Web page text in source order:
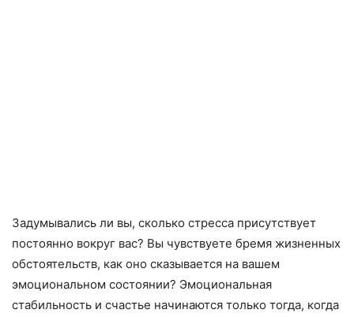
Задумывались ли вы, сколько стресса присутствует
постоянно вокруг вас? Вы чувствуете бремя жизненных
обстоятельств, как оно сказывается на вашем
эмоциональном состоянии? Эмоциональная
стабильность и счастье начинаются только тогда, когда